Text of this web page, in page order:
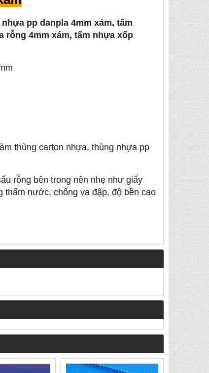
THÙNG CARTON NHỰA 08
THÙNG
nhựa pp danpla 4mm xám, tấm
rỗng 4mm xám, tấm nhựa xốp
thùng carton nhựa, thùng nhựa pp
rỗng bên trong nên nhẹ như giấy
thấm nước, chống va đập, độ bền cao